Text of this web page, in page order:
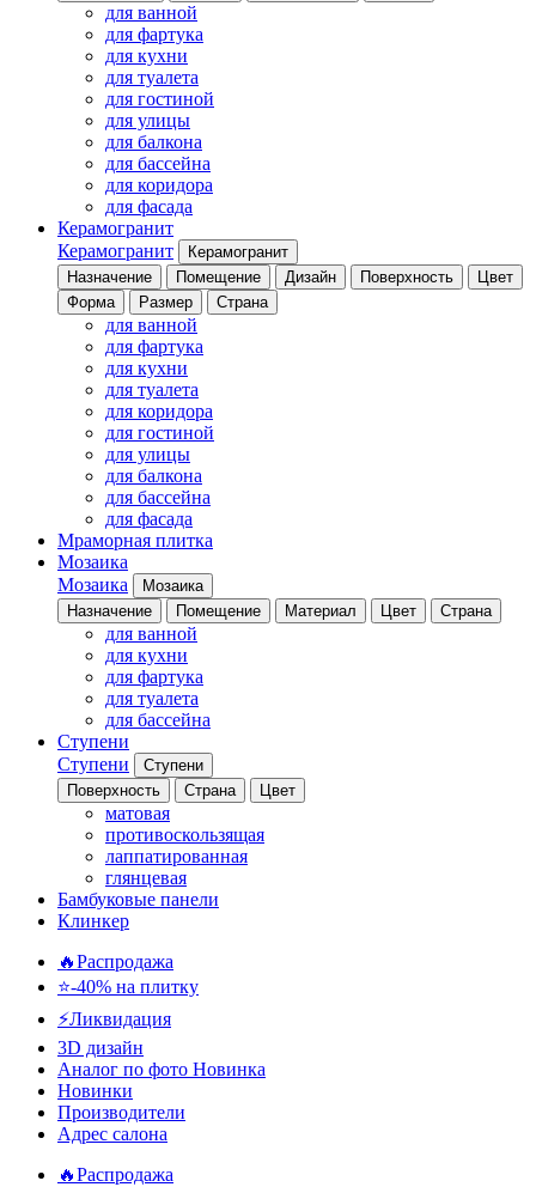
для ванной
для фартука
для кухни
для туалета
для гостиной
для улицы
для балкона
для бассейна
для коридора
для фасада
Керамогранит
Керамогранит
Керамогранит
Назначение
Помещение Дизайн Поверхность
Цвет
Форма
Размер Страна
для ванной
для фартука
для кухни
для туалета
для коридора
для гостиной
для улицы
для балкона
для бассейна
для фасада
Мраморная плитка
Мозаика
Мозаика
Мозаика
Назначение
Помещение Материал Цвет Страна
для ванной
для кухни
для фартука
для туалета
для бассейна
Ступени
Ступени
Ступени
Поверхность
Страна Цвет
матовая
противоскользящая
лаппатированная
глянцевая
Бамбуковые панели
Клинкер
🔥Распродажа
⭐-40% на плитку
⚡️Ликвидация
3D дизайн
Аналог по фото Новинка
Новинки
Производители
Адрес салона
🔥Распродажа